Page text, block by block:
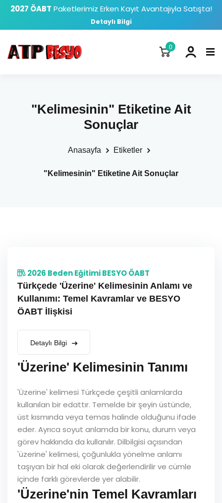
2027 ÖABT Paketlerimiz Erken Kayıt Avantajıyla Satışta!
Detaylı Bilgi
0
"Kelimesinin" Etiketine Ait
Sonuçlar
Anasayfa Etiketler
"Kelimesinin" Etiketine Ait Sonuçlar
2026 Beden Eğitimi BESYO ÖABT
Türkçede 'Üzerine' Kelimesinin Anlamı ve
Kullanımı: Temel Kavramlar ve BESYO
ÖABT İlişkisi
Detaylı Bilgi
'Üzerine' Kelimesinin Tanımı
'Üzerine' kelimesi Türkçede çeşitli anlamlarda
kullanılan bir edattır. Temelde bir şeyin üstünde,
üst kısmında veya temas halinde olduğunu ifade
eder. Ayrıca soyut anlamda bir konu, durum veya
görev hakkında da kullanılır. Dilbilgisi açısından
'üzerine' kelimesi, çoğunlukla yönelme anlamı
taşıyan bir hal eki olarak değerlendirilir ve cümle
içinde farklı görevlerde yer alabilir.
'Üzerine'nin Temel Kavramları